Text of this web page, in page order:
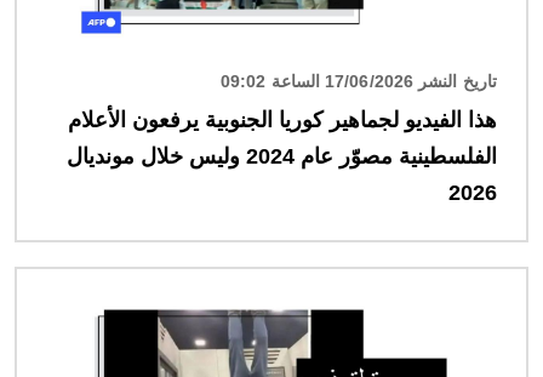
تاريخ النشر 17/06/2026 الساعة 09:02
هذا الفيديو لجماهير كوريا الجنوبية يرفعون الأعلام
الفلسطينية مصوّر عام 2024 وليس خلال مونديال
2026